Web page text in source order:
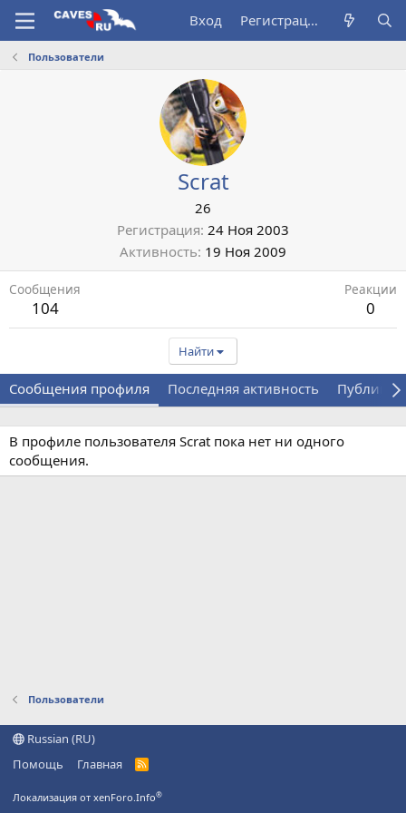
Вход Регистрация
Пользователи
Scrat
26
Регистрация 24 Ноя 2003
Активность 19 Ноя 2009
Сообщения
104
Реакции
0
Найти
Сообщения профиля Последняя активность
В профиле пользователя Scrat пока нет ни одного
сообщения.
Пользователи
Russian (RU)
Помощь
Главная
R
Локализация от xenForo.Info®